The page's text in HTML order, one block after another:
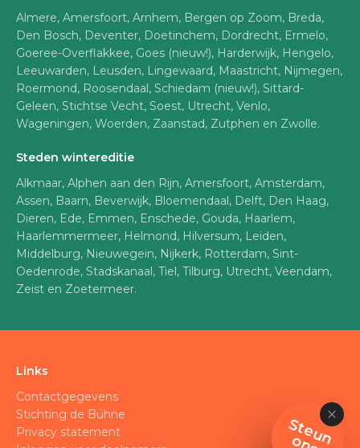
Almere, Amersfoort, Arnhem, Bergen op Zoom, Breda,
Den Bosch, Deventer, Doetinchem, Dordrecht, Ermelo,
Goeree-Overflakkee, Goes (nieuw!), Harderwijk, Hengelo,
Leeuwarden, Leusden, Lingewaard, Maastricht, Nijmegen,
Roermond, Roosendaal, Schiedam (nieuw!), Sittard-
Geleen, Stichtse Vecht, Soest, Utrecht, Venlo,
Wageningen, Woerden, Zaanstad, Zutphen en Zwolle.
Steden wintereditie
Alkmaar, Alphen aan den Rijn, Amersfoort, Amsterdam,
Assen, Baarn, Beverwijk, Bloemendaal, Delft, Den Haag,
Dieren, Ede, Emmen, Enschede, Gouda, Haarlem,
Haarlemmermeer, Helmond, Hilversum, Leiden,
Middelburg, Nieuwegein, Nijkerk, Rotterdam, Sint-
Oedenrode, Stadskanaal, Tiel, Tilburg, Utrecht, Veendam,
Zeist en Zoetermeer.
Links
Contactgegevens
Stichting de Bühne
Privacy statement
S
t
e
u
n
n